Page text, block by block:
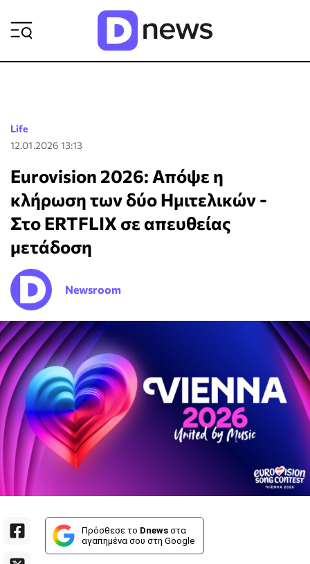
Life
12.01.2026 13:13
Eurovision 2026: Απόψε η
κλήρωση των δύο Ημιτελικών -
Στο ERTFLIX σε απευθείας
μετάδοση
Newsroom
Πρόσθεσε το Dnews στα
αγαπημένα σου στη Google